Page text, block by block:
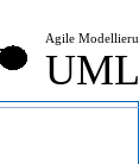
Agile
UML